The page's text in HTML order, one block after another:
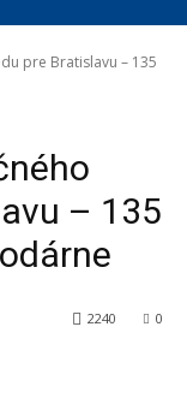
pre Bratislavu – 135
– 135
0
2240